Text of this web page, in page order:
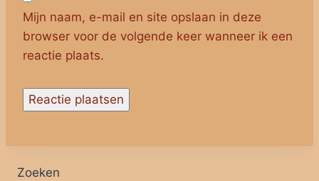
Mijn naam, e-mail en site opslaan in deze
browser voor de volgende keer wanneer ik een
reactie plaats.
Zoeken